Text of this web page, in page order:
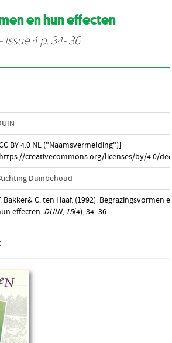
en hun effecten
4 p. 34- 36
BY 4.0 NL ("Naamsvermelding")]
creativecommons.org/licenses/by/4.0/
Duinbehoud
Bakker& C. ten Haaf. (1992). Begrazingsvormen
effecten. DUIN, 15(4), 34–36.